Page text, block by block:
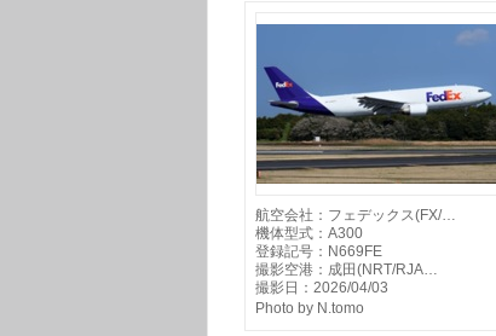
航空会社：フェデックス(FX/…
機体型式：A300
登録記号：N669FE
撮影空港：成田(NRT/RJA…
撮影日：2026/04/03
Photo by N.tomo